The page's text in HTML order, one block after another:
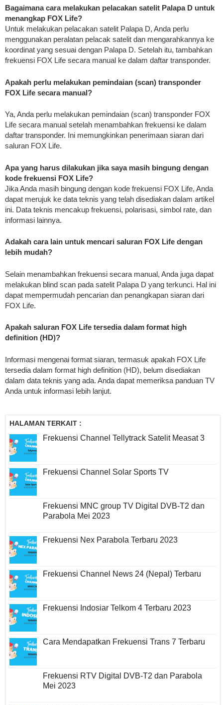
Bagaimana cara melakukan pelacakan satelit Palapa D untuk
menangkap FOX Life?
Untuk melakukan pelacakan satelit Palapa D, Anda perlu
menggunakan peralatan pelacak satelit dan mengarahkannya ke
koordinat yang sesuai dengan Palapa D. Setelah itu, tambahkan
frekuensi FOX Life secara manual ke dalam daftar transponder.
Apakah perlu melakukan pemindaian (scan) transponder
FOX Life secara manual?
Ya, Anda perlu melakukan pemindaian (scan) transponder FOX
Life secara manual setelah menambahkan frekuensi ke dalam
daftar transponder. Ini memungkinkan penerimaan siaran dari
saluran FOX Life.
Apa yang harus dilakukan jika saya masih bingung dengan
kode frekuensi FOX Life?
Jika Anda masih bingung dengan kode frekuensi FOX Life, Anda
dapat merujuk ke data teknis yang telah disediakan dalam artikel
ini. Data teknis mencakup frekuensi, polarisasi, simbol rate, dan
informasi lainnya.
Adakah cara lain untuk mencari saluran FOX Life dengan
lebih mudah?
Selain menambahkan frekuensi secara manual, Anda juga dapat
melakukan blind scan pada satelit Palapa D yang terkunci. Hal ini
dapat mempermudah pencarian dan penangkapan siaran dari
FOX Life.
Apakah saluran FOX Life tersedia dalam format high
definition (HD)?
Informasi mengenai format siaran, termasuk apakah FOX Life
tersedia dalam format high definition (HD), belum disediakan
dalam data teknis yang ada. Anda dapat memeriksa panduan TV
Anda untuk informasi lebih lanjut.
HALAMAN TERKAIT :
Frekuensi Channel Tellytrack Satelit Measat 3
Frekuensi Channel Solar Sports TV
Frekuensi MNC group TV Digital DVB-T2 dan
Parabola Mei 2023
Frekuensi Nex Parabola Terbaru 2023
Frekuensi Channel News 24 (Nepal) Terbaru
Frekuensi Indosiar Telkom 4 Terbaru 2023
Cara Mendapatkan Frekuensi Trans 7 Terbaru
Frekuensi RTV Digital DVB-T2 dan Parabola
Mei 2023